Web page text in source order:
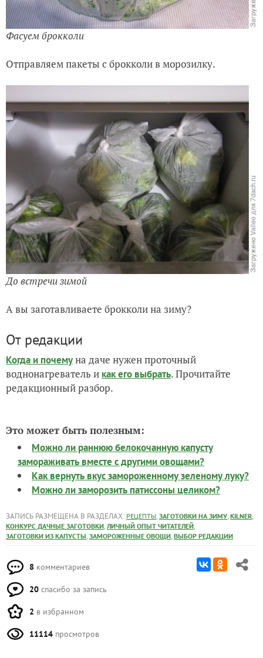
Фасуем брокколи
Отправляем пакеты с брокколи в морозилку.
До встречи зимой
А вы заготавливаете брокколи на зиму?
От редакции
Когда и почемуна даче нужен проточный
воднонагреватель и как его выбрать. Прочитайте
редакционный разбор.
Это может быть полезным:
Можно ли раннюю белокочанную капусту
замораживать вместе с другими овощами?
Как вернуть вкус замороженному зеленому луку?
Можно ли заморозить патиссоны целиком?
ЗАПИСЬ РАЗМЕЩЕНА В РАЗДЕЛАХ: РЕЦЕПТЫ, ЗАГОТОВКИ НА ЗИМУ, KILNER,
КОНКУРС ДАЧНЫЕ ЗАГОТОВКИ, ЛИЧНЫЙ ОПЫТ ЧИТАТЕЛЕЙ,
ЗАГОТОВКИ ИЗ КАПУСТЫ, ЗАМОРОЖЕННЫЕ ОВОЩИ, ВЫБОР РЕДАКЦИИ
8 комментариев
20 спасибо за запись
2 в избранном
11114 просмотров